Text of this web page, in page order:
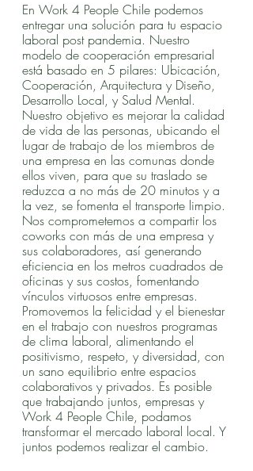
En Work 4 People Chile podemos
entregar una solución para tu espacio
laboral post pandemia. Nuestro
modelo de cooperación empresarial
está basado en 5 pilares: Ubicación,
Cooperación, Arquitectura y Diseño,
Desarrollo Local, y Salud Mental.
Nuestro objetivo es mejorar la calidad
de vida de las personas, ubicando el
lugar de trabajo de los miembros de
una empresa en las comunas donde
ellos viven, para que su traslado se
reduzca a no más de 20 minutos y a
la vez, se fomenta el transporte limpio.
Nos comprometemos a compartir los
coworks con más de una empresa y
sus colaboradores, así generando
eficiencia en los metros cuadrados de
oficinas y sus costos, fomentando
vínculos virtuosos entre empresas.
Promovemos la felicidad y el bienestar
en el trabajo con nuestros programas
de clima laboral, alimentando el
positivismo, respeto, y diversidad, con
un sano equilibrio entre espacios
colaborativos y privados. Es posible
que trabajando juntos, empresas y
Work 4 People Chile, podamos
transformar el mercado laboral local. Y
juntos podemos realizar el cambio.